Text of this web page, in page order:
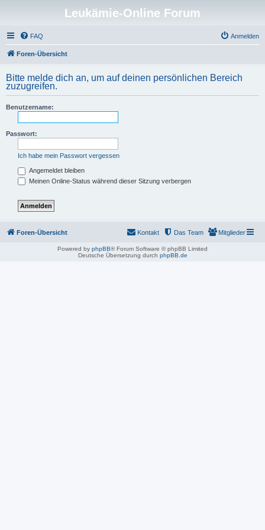
Leukämie-Online Forum
FAQ Anmelden
Foren-Übersicht
Bitte melde dich an, um auf deinen persönlichen Bereich
zuzugreifen.
Benutzername:
Passwort:
Ich habe mein Passwort vergessen
Angemeldet bleiben
Meinen Online-Status während dieser Sitzung verbergen
Foren-Übersicht Mitglieder
Das Team
Kontakt
Powered by phpBB® Forum Software © phpBB Limited
Deutsche Übersetzung durch phpBB.de